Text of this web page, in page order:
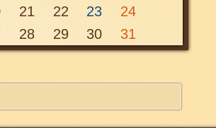
21 22 23
24
28 29 30 31